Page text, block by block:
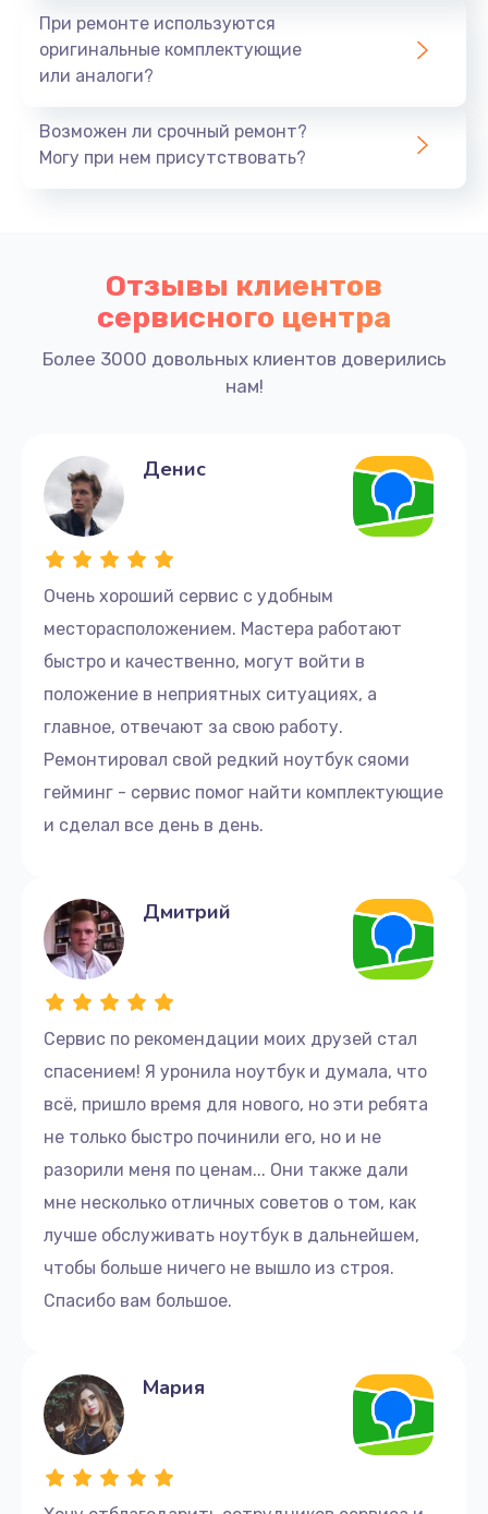
При ремонте используются
оригинальные комплектующие
или аналоги?
Возможен ли срочный ремонт?
Могу при нем присутствовать?
Отзывы клиентов
сервисного центра
Более 3000 довольных клиентов доверились
нам!
Очень хороший сервис с удобным
месторасположением. Мастера работают
быстро и качественно, могут войти в
положение в неприятных ситуациях, а
главное, отвечают за свою работу.
Ремонтировал свой редкий ноутбук сяоми
гейминг - сервис помог найти комплектующие
и сделал все день в день.
Денис
Сервис по рекомендации моих друзей стал
спасением! Я уронила ноутбук и думала, что
всё, пришло время для нового, но эти ребята
не только быстро починили его, но и не
разорили меня по ценам... Они также дали
мне несколько отличных советов о том, как
лучше обслуживать ноутбук в дальнейшем,
чтобы больше ничего не вышло из строя.
Спасибо вам большое.
Дмитрий
Мария